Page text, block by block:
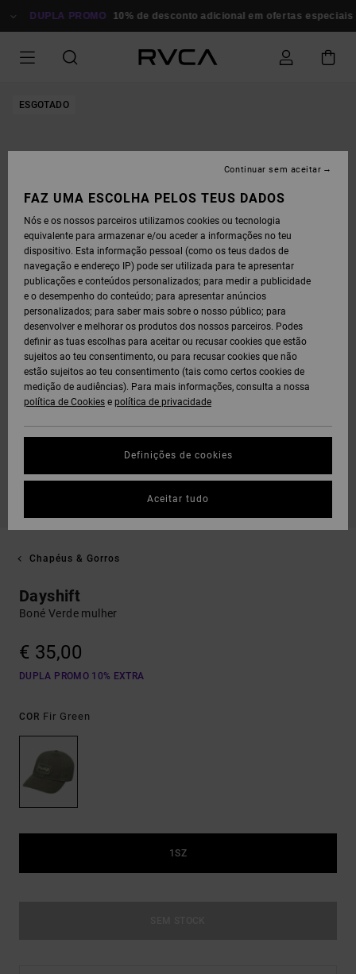
PARA
DUPLA PROMO 10% de desconto adicional em ofertas especiais
ESGOTADO
Chapéus & Gorros
Dayshift
Boné Verde mulher
€ 35,00
DUPLA PROMO 10% EXTRA
COR Fir Green
1SZ
FAZ UMA ESCOLHA PELOS TEUS DADOS
Nós e os nossos parceiros utilizamos cookies ou tecnologia
equivalente para armazenar e/ou aceder a informações no teu
dispositivo. Esta informação pessoal (como os teus dados de
navegação e endereço IP) pode ser utilizada para te apresentar
publicações e conteúdos personalizados; para medir a publicidade
e o desempenho do conteúdo; para apresentar anúncios
personalizados; para saber mais sobre o nosso público; para
desenvolver e melhorar os produtos dos nossos parceiros. Podes
definir as tuas escolhas para aceitar ou recusar cookies que estão
sujeitos ao teu consentimento, ou para recusar cookies que não
estão sujeitos ao teu consentimento (tais como certos cookies de
medição de audiências). Para mais informações, consulta a nossa
política de Cookies e política de privacidade
Definições de cookies
Continuar sem aceitar
Aceitar tudo